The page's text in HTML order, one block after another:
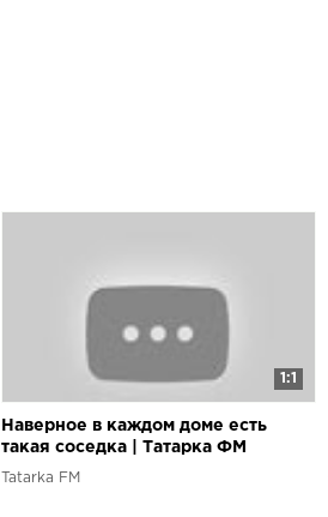
1:1
Наверное в каждом доме есть
такая соседка | Татарка ФМ
Tatarka FM